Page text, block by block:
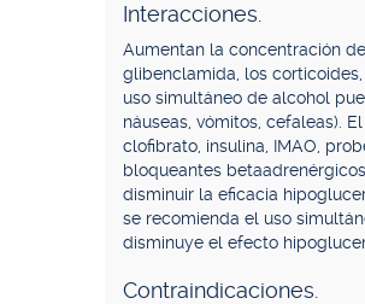
Interacciones.
Aumentan la concentración
glibenclamida, los
uso simultáneo de alcohol
náuseas, vómitos, cefaleas).
clofibrato, insulina, IMAO,
bloqueantes
disminuir la eficacia
se recomienda el uso
disminuye el efecto
Contraindicaciones.